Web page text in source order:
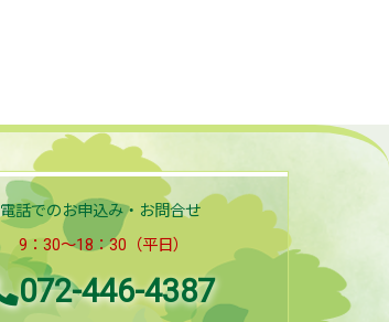
電話でのお申込み・お問合せ
9：30～18：30（平日）
072-446-4387